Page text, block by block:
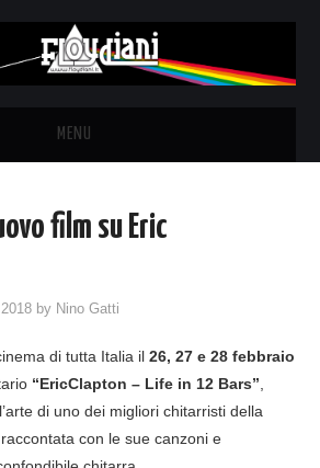
MENU
film su Eric
by Nino Gatti
di tutta Italia il26, 27 e 28 febbraio
“EricClapton – Life in 12 Bars”
di uno dei migliori chitarristi della
, raccontata con le sue canzoni e